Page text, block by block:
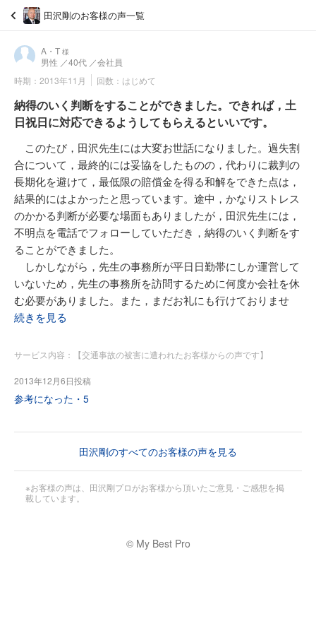
田沢剛のお客様の声一覧
A・T 様
男性 ／40代 ／会社員
時期：2013年11月
回数：はじめて
納得のいく判断をすることができました。できれば，土
日祝日に対応できるようしてもらえるといいです。
このたび，田沢先生には大変お世話になりました。過失割
合について，最終的には妥協をしたものの，代わりに裁判の
長期化を避けて，最低限の賠償金を得る和解をできた点は，
結果的にはよかったと思っています。途中，かなりストレス
のかかる判断が必要な場面もありましたが，田沢先生には，
不明点を電話でフォローしていただき，納得のいく判断をす
ることができました。
しかしながら，先生の事務所が平日日勤帯にしか運営して
いないため，先生の事務所を訪問するために何度か会社を休
む必要がありました。また，まだお礼にも行けておりませ
ん。この点は，会社員である我々には幾ばくかの抵抗を感じ
日に対応できるよう，柔軟な勤務体制を敷いてもらえるとよ
続きを見る
サービス内容：【交通事故の被害に遭われたお客様からの声です】
2013年12月6日投稿
参考になった・ 5
田沢剛のすべてのお客様の声を見る
※お客様の声は、田沢剛プロがお客様から頂いたご意見・ご感想を掲
載しています。
© My Best Pro